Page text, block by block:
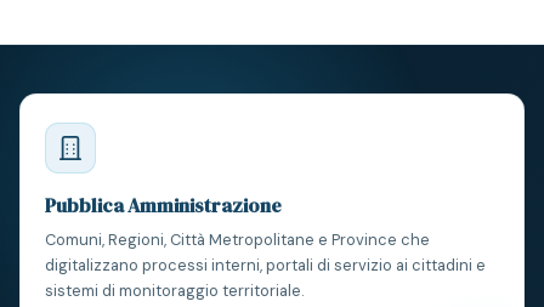
Pubblica Amministrazione
Comuni, Regioni, Città Metropolitane e Province che
digitalizzano processi interni, portali di servizio ai cittadini e
sistemi di monitoraggio territoriale.